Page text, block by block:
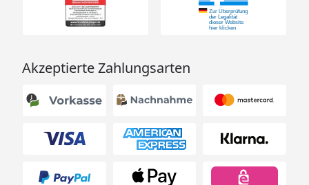
Akzeptierte Zahlungsarten